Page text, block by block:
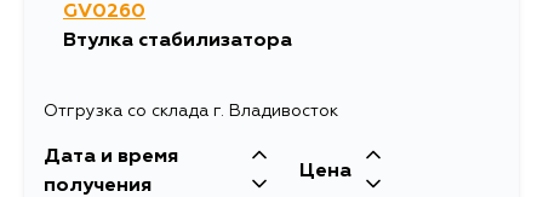
GV0260
Втулка стабилизатора
Отгрузка со склада г. Владивосток
Дата и время
получения
Цена